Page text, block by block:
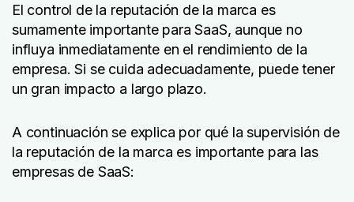
El control de la reputación de la marca es
sumamente importante para SaaS, aunque no
influya inmediatamente en el rendimiento de la
empresa. Si se cuida adecuadamente, puede tener
un gran impacto a largo plazo.
A continuación se explica por qué la supervisión de
la reputación de la marca es importante para las
empresas de SaaS: